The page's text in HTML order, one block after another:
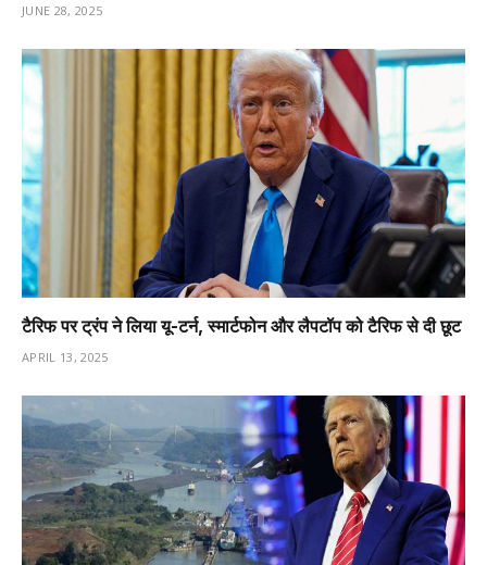
JUNE 28, 2025
टैरिफ पर ट्रंप ने लिया यू-टर्न, स्मार्टफोन और लैपटॉप को टैरिफ से दी छूट
APRIL 13, 2025